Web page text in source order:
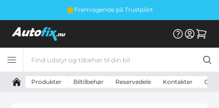
Fremragende på Trustpilot
Produkter Biltilbehør Reservedele Kontakter On -